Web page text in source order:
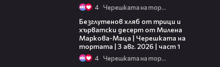
4 Черешката на тортата
Безглутенов хляб от трици и
хърватски десерт от Милена
Маркова-Маца | Черешката на
тортата | 3 авг. 2026 | част 1
4 Черешката на тортата